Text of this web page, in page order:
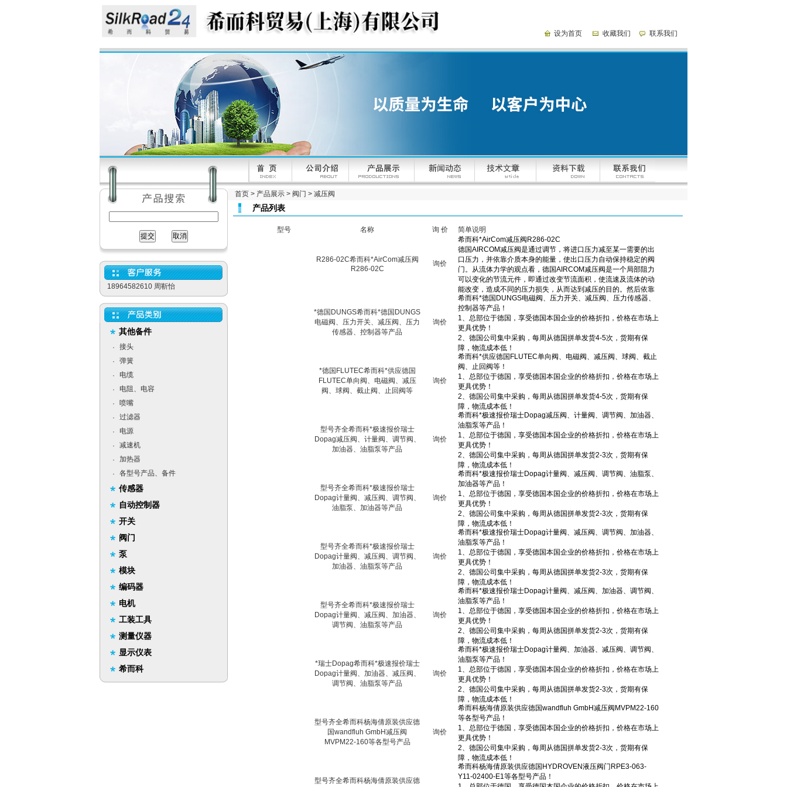
设为首页 收藏我们 联系我们
18964582610 周靳怡
其他备件
·
接头
·
弹簧
·
电缆
·
电阻、电容
·
喷嘴
·
过滤器
·
电源
·
减速机
·
加热器
·
各型号产品、备件
传感器
自动控制器
开关
阀门
泵
模块
编码器
电机
工装工具
测量仪器
显示仪表
希而科
首页 > 产品展示 > 阀门 > 减压阀
产品列表
型号 名称 询 价 简单说明
R286-02C希而科*AirCom减压阀
R286-02C
询价
*德国DUNGS希而科*德国DUNGS
电磁阀、压力开关、减压阀、压力
传感器、控制器等产品
询价
*德国FLUTEC希而科*供应德国
FLUTEC单向阀、电磁阀、减压
阀、球阀、截止阀、止回阀等
询价
型号齐全希而科*极速报价瑞士
Dopag减压阀、计量阀、调节阀、
加油器、油脂泵等产品
询价
型号齐全希而科*极速报价瑞士
Dopag计量阀、减压阀、调节阀、
油脂泵、加油器等产品
询价
型号齐全希而科*极速报价瑞士
Dopag计量阀、减压阀、调节阀、
加油器、油脂泵等产品
询价
型号齐全希而科*极速报价瑞士
Dopag计量阀、减压阀、加油器、
调节阀、油脂泵等产品
询价
*瑞士Dopag希而科*极速报价瑞士
Dopag计量阀、加油器、减压阀、
调节阀、油脂泵等产品
询价
型号齐全希而科杨海倩原装供应德
国wandfluh GmbH减压阀
MVPM22-160等各型号产品
询价
型号齐全希而科杨海倩原装供应德